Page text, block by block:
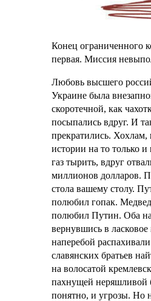
Конец ограниченного
первая. Миссия
Любовь высшего
Украине была
скоротечной, как
посыпались вдруг. И
прекратились.
истории на то только
газ тырить, вдруг
миллионов долларов.
стола вашему столу.
полюбил гопак.
полюбил Путин. Оба
вернувшись в
наперебой
славянских братьев
на волосатой
пахнущей неряшливой
понятно, и угрозы. Но